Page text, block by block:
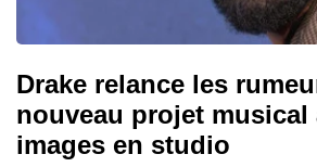
Drake relance les
nouveau projet musical
images en studio